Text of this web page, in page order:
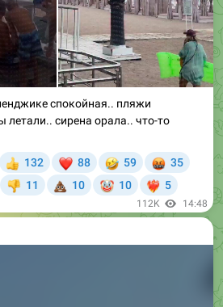
спокойная.. пляжи
летали.. сирена орала.. что-то
132 88 59
🤬
35
11 10 10
❤‍🔥
5
112K 14:48